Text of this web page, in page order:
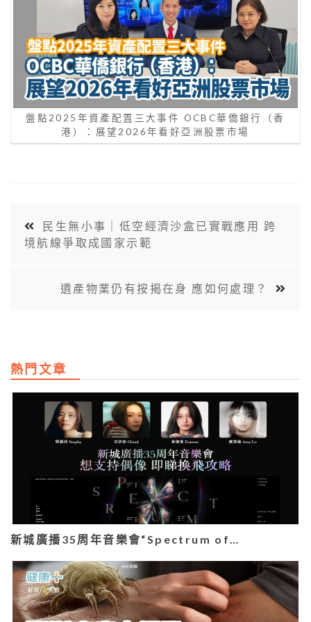
盤點2025年資產配置三大事件 OCBC華僑銀行（香
港）：展望2026年看好亞洲股票市場
民生無小事｜低空經濟沙盒已實戰應用 跨
境航線爭取成國家示範
遺產物業仍有按揭在身 應如何處理？
熱門文章
新城廣播35周年音樂會“Spectrum of…